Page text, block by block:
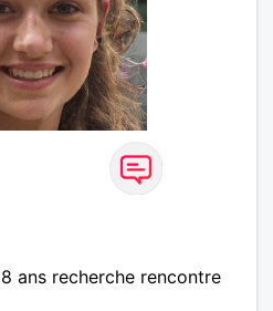
ans recherche rencontre